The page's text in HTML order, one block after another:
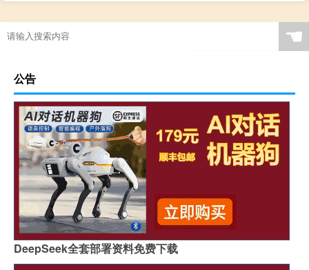
☚
公告
DeepSeek全套部署资料免费下载